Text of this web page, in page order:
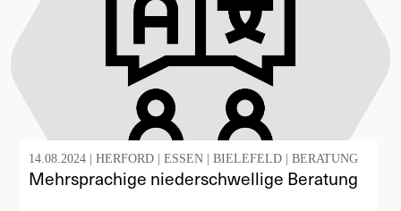
14.08.2024 | HERFORD | ESSEN | BIELEFELD | BERATUNG
Mehrsprachige niederschwellige Beratung